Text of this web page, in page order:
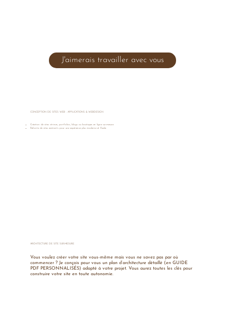
CONCEPTION DE SITES WEB - APPLICATIONS & WEBDESIGN
Création de sites vitrines, portfolios, blogs ou boutiques en ligne sur-mesure.
Refonte de sites existants pour une expérience plus moderne et fluide.
ARCHITECTURE DE SITE SUR-MESURE
Vous voulez créer votre site vous-même mais vous ne savez pas par où
commencer ? Je conçois pour vous un plan d’architecture détaillé (en GUIDE
PDF PERSONNALISÉS) adapté à votre projet. Vous aurez toutes les clés pour
construire votre site en toute autonomie.
J'aimerais travailler avec vous